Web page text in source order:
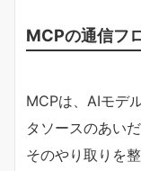
MCPの通信フ
MCPは、AIモデ
タソースのあい
そのやり取りを